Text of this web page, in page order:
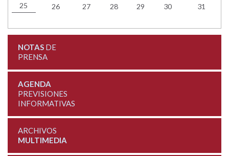
25 26 27 28 29 30 31
NOTASDE
PRENSA
AGENDA
PREVISIONES
INFORMATIVAS
ARCHIVOS
MULTIMEDIA